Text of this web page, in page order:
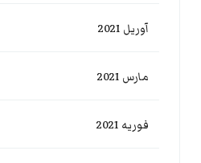
آوریل 2021
مارس 2021
فوریه 2021